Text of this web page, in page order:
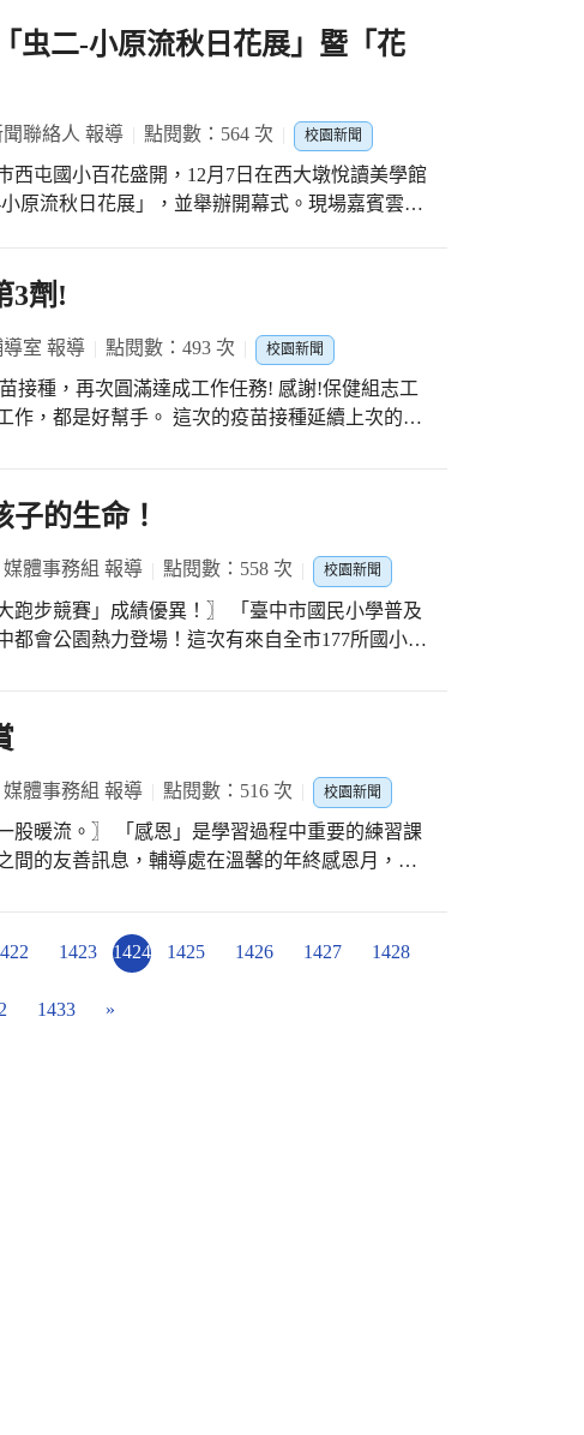
心，軟式感覺有點不好投。 楊子漢原本就讀黎明
球，賴朝榮總教練透露，他有到忠孝社區棒球
動作、協調性好，跟家長表達想網羅的想法。 忠
約有近30名成員。 楊子漢的父親有打壘球，透過
因此加入校隊，他說自己對打擊較有信心，當投
虫二-小原流秋日花展」暨「花
聯絡人 報導 點閱數：564 次 校園新聞
西屯國小百花盛開，12月7日在西大墩悅讀美學館
原流秋日花展」，並舉辦開幕式。現場嘉賓雲
學精湛的演出感動開場。書法家校長蘇仁彥指
，日本花道給師生非常棒的美感學習，提升了孩
教育局張凱翕督學也說，西屯國小擁有全國最美
品，搭配學生動人的演出，是場音樂、花藝、書
事。臺中市為全國知名文化城，「好事空間」希
次展覽是卜朗度小原流研究室第一次於台中開
袤自然「風」「月」之間，看待人生風景自當寬
然，每每形塑春秋的山川林花，每株植物展現各
展。由於花期限制，本次花藝展覽從即日起至12
受小源流花語與書法的對話。
3劑!
室 報導 點閱數：493 次 校園新聞
次圓滿達成工作任務! 感謝!保健組志工
次的疫苗接種延續上次的流
仁愛館注射疫苗。 從集合報到區、體
注射區、資料回收到留觀區，全校師生早已熟諳
師表示:這次的第三劑疫苗
長自行帶至醫院診所施打者，全校達成率約30%
、保健組夥伴…，都是我的好幫手，有您們幫
的生命！
體事務組 報導 點閱數：558 次 校園新聞
績優異！〗 「臺中市國民小學普及
都會公園熱力登場！這次有來自全市177所國小、
動起來，就此展開活力的一天！無形之中也養成
完成1.3公里全程路跑，可是需要賽前持續不斷
超越的榮譽心，才能朝向終點努力奔馳。 讓我
的鼓勵。你們為華小而跑、為校爭光，同時也讓
次的好表現能夠帶來更大的影響力，讓全校師生
好風氣。相信明年相約再跑一次的你們，一定能
體事務組 報導 點閱數：516 次 校園新聞
過程中重要的練習課
間的友善訊息，輔導處在溫馨的年終感恩月，特
們的出現，讓人與人之間的善意連結，擁有無限
1423 1424 1425 1426 1427 1428
1433 »